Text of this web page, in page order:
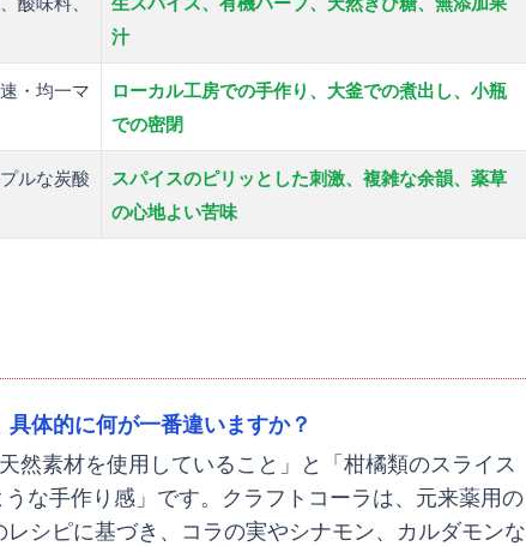
汁
・均一マ
ローカル工房での手作り、大釜での煮出し、小瓶
での密閉
ルな炭酸
スパイスのピリッとした刺激、複雑な余韻、薬草
の心地よい苦味
体的に何が一番違いますか？
然素材を使用していること」と「柑橘類のスライス
な手作り感」です。クラフトコーラは、元来薬用の
シピに基づき、コラの実やシナモン、カルダモンな